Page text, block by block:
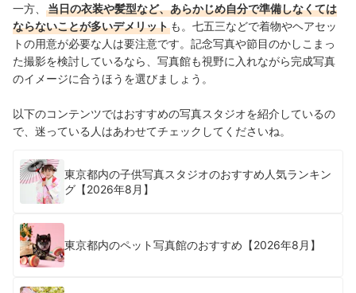
一方、
当日の衣装や髪型など、あらかじめ自分で準備しなくては
ならないことが多いデメリット も。七五三などで着物やヘアセッ
トの用意が必要な人は要注意です。記念写真や節目のかしこまっ
た撮影を検討しているなら、写真館も視野に入れながら完成写真
のイメージに合うほうを選びましょう。
以下のコンテンツではおすすめの写真スタジオを紹介しているの
で、迷っている人はあわせてチェックしてくださいね。
東京都内の子供写真スタジオのおすすめ人気ランキン
グ【2026年8月】
東京都内のペット写真館のおすすめ【2026年8月】